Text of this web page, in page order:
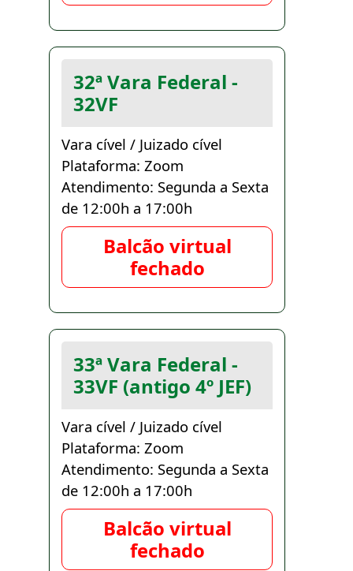
32ª Vara Federal -
32VF
Vara cível / Juizado cível
Plataforma: Zoom
Atendimento: Segunda a Sexta
de 12:00h a 17:00h
Balcão virtual
fechado
33ª Vara Federal -
33VF (antigo 4º JEF)
Vara cível / Juizado cível
Plataforma: Zoom
Atendimento: Segunda a Sexta
de 12:00h a 17:00h
Balcão virtual
fechado